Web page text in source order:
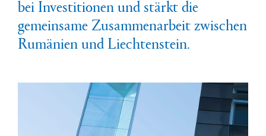
bei Investitionen und stärkt die
gemeinsame Zusammenarbeit zwischen
Rumänien und Liechtenstein.